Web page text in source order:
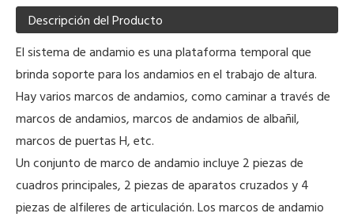
Descripción del Producto
El sistema de andamio es una plataforma temporal que
brinda soporte para los andamios en el trabajo de altura.
Hay varios marcos de andamios, como caminar a través de
marcos de andamios, marcos de andamios de albañil,
marcos de puertas H, etc.
Un conjunto de marco de andamio incluye 2 piezas de
cuadros principales, 2 piezas de aparatos cruzados y 4
piezas de alfileres de articulación. Los marcos de andamio